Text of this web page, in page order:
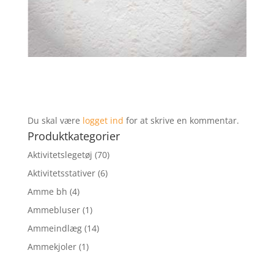
Du skal være logget ind for at skrive en kommentar.
Produktkategorier
Aktivitetslegetøj (70)
Aktivitetsstativer (6)
Amme bh (4)
Ammebluser (1)
Ammeindlæg (14)
Ammekjoler (1)